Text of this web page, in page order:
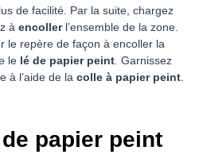
de facilité. Par la suite, chargez
à encollerl’ensemble de la zone.
le repère de façon à encoller la
le lé de papier peint. Garnissez
à l’aide de la colle à papier peint.
papier peint